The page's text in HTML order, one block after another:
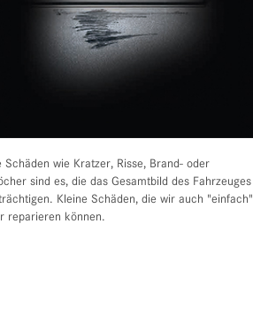
Schäden wie Kratzer, Risse, Brand- oder
sind es, die das Gesamtbild des Fahrzeuges
Kleine Schäden, die wir auch "einfach"
reparieren können.